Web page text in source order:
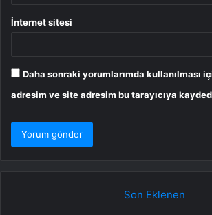
İnternet sitesi
Daha sonraki yorumlarımda kullanılması
adresim ve site adresim bu tarayıcıya
Son Eklenen